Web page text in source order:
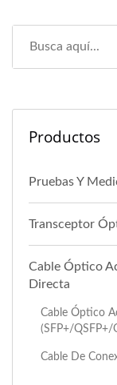
Productos
Pruebas Y
Transceptor
Cable Óptico
Directa
Cable Óptico
(SFP+/QSFP+/
Cable De